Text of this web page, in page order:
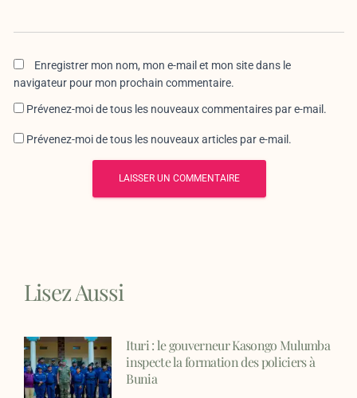
Enregistrer mon nom, mon e-mail et mon site dans le
navigateur pour mon prochain commentaire.
Prévenez-moi de tous les nouveaux commentaires par e-mail.
Prévenez-moi de tous les nouveaux articles par e-mail.
Lisez Aussi
Ituri : le gouverneur Kasongo Mulumba
inspecte la formation des policiers à
Bunia